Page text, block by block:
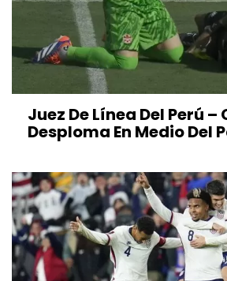
Juez De Línea Del Perú
Desploma En Medio Del